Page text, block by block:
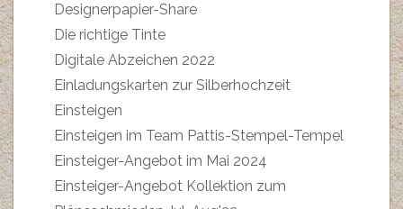
Designerpapier-Share
Die richtige Tinte
Digitale Abzeichen 2022
Einladungskarten zur Silberhochzeit
Einsteigen
Einsteigen im Team Pattis-Stempel-Tempel
Einsteiger-Angebot im Mai 2024
Einsteiger-Angebot Kollektion zum